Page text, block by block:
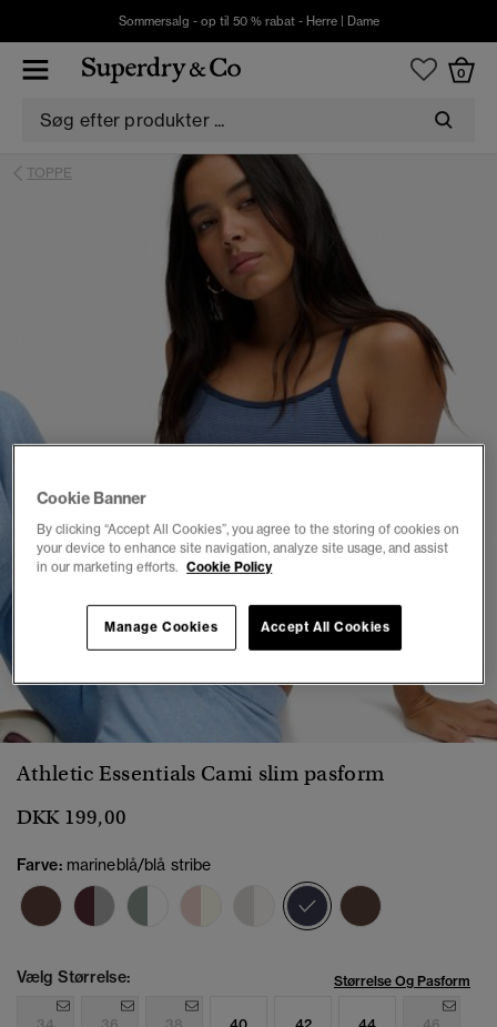
Sommersalg - op til 50 % rabat - Herre| Dame
0
TOPPE
1 2 3 4 5 6 7
Athletic Essentials Cami slim pasform
DKK 199,00
Farve: marineblå/blå stribe
valgt
Vælg Størrelse: Størrelse Og Pasform
Cookie Banner
By clicking “Accept All Cookies”, you agree to the storing of cookies on
your device to enhance site navigation, analyze site usage, and assist
in our marketing efforts. Cookie Policy
Accept All Cookies
Manage Cookies